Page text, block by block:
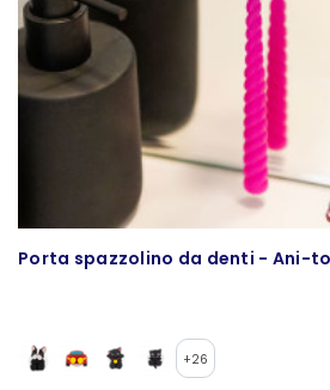
Porta spazzolino da denti - Ani-
+26